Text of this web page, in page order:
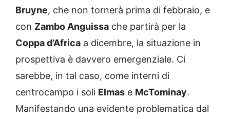
Bruyne, che non tornerà prima di febbraio, e
con Zambo Anguissa che partirà per la
Coppa d’Africa a dicembre, la situazione in
prospettiva è davvero emergenziale. Ci
sarebbe, in tal caso, come interni di
centrocampo i soli Elmas e McTominay.
Manifestando una evidente problematica dal